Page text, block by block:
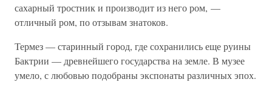
сахарный тростник и производит из него ром, —
отличный ром, по отзывам знатоков.
Термез — старинный город, где сохранились еще руины
Бактрии — древнейшего государства на земле. В музее
умело, с любовью подобраны экспонаты различных эпох.